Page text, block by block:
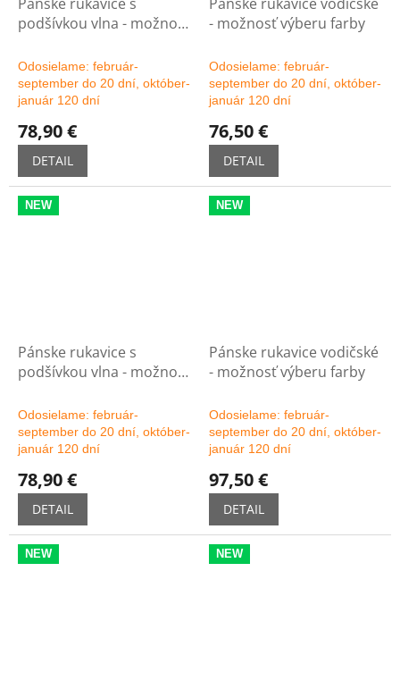
podšívkou vlna - možnosť
Odosielame: február-
september do 20 dní, október-
január 120 dní
78,90 €
DETAIL
- možnosť výberu farby
Odosielame: február-
september do 20 dní, október-
január 120 dní
76,50 €
DETAIL
NEW
Pánske rukavice s
podšívkou vlna - možnosť
Odosielame: február-
september do 20 dní, október-
január 120 dní
78,90 €
DETAIL
NEW
Pánske rukavice vodičské
- možnosť výberu farby
Odosielame: február-
september do 20 dní, október-
január 120 dní
97,50 €
DETAIL
NEW NEW